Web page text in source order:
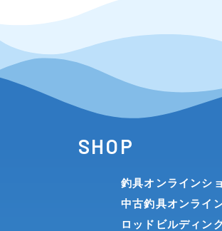
SHOP
釣具オンラインシ
中古釣具オンライ
ロッドビルディン